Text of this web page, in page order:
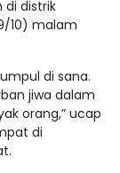
di distrik
10) malam
di sana.
jiwa dalam
orang,” ucap
di